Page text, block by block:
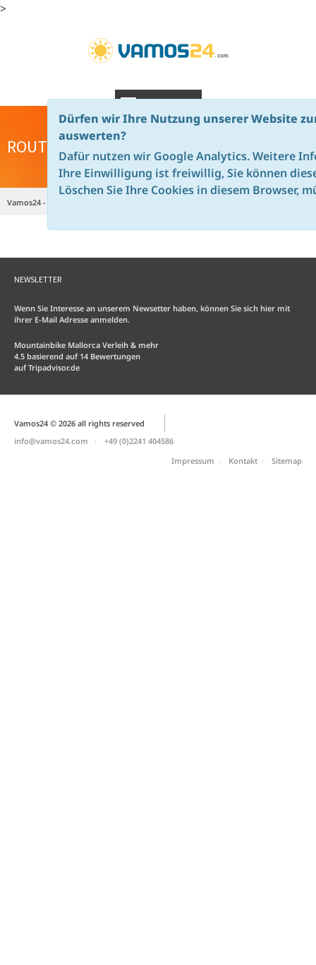
>
NAVIGATION
ROUTENVERLAUF
Vamos24 - de
NEWSLETTER
Wenn Sie Interesse an unserem Newsetter haben, können Sie sich hier mit
ihrer E-Mail Adresse anmelden.
Mountainbike Mallorca Verleih & mehr
4.5 basierend auf 14 Bewertungen
aufTripadvisor.de
Vamos24 © 2026 all rights reserved
info@vamos24.com
+49 (0)2241 404586
Impressum
Kontakt Sitemap
Dürfen wir Ihre Nutzung unserer Website
auswerten?
Dafür nutzen wir Google Analytics. Weitere
Ihre Einwilligung ist freiwillig, Sie können
Löschen Sie Ihre Cookies in diesem Browser,